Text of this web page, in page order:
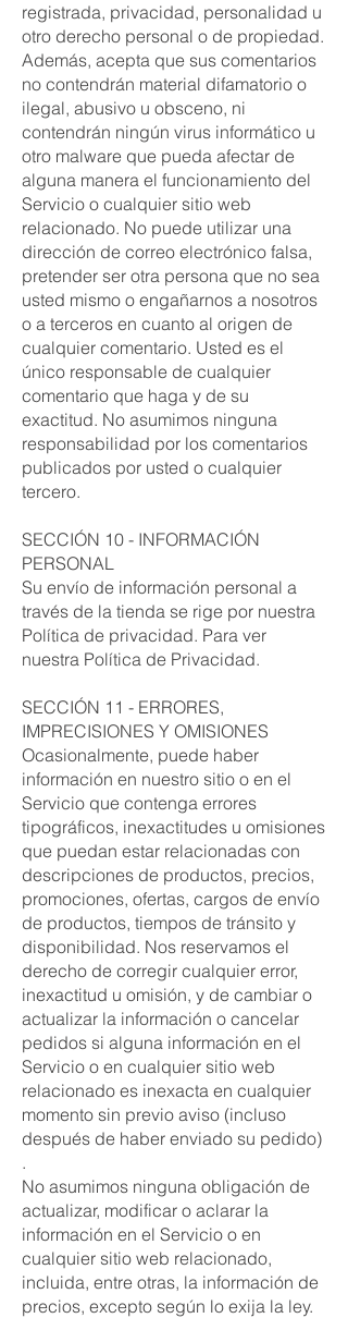
registrada, privacidad, personalidad u
otro derecho personal o de propiedad.
Además, acepta que sus comentarios
no contendrán material difamatorio o
ilegal, abusivo u obsceno, ni
contendrán ningún virus informático u
otro malware que pueda afectar de
alguna manera el funcionamiento del
Servicio o cualquier sitio web
relacionado. No puede utilizar una
dirección de correo electrónico falsa,
pretender ser otra persona que no sea
usted mismo o engañarnos a nosotros
o a terceros en cuanto al origen de
cualquier comentario. Usted es el
único responsable de cualquier
comentario que haga y de su
exactitud. No asumimos ninguna
responsabilidad por los comentarios
publicados por usted o cualquier
tercero.
SECCIÓN 10 - INFORMACIÓN
PERSONAL
Su envío de información personal a
través de la tienda se rige por nuestra
Política de privacidad. Para ver
nuestra Política de Privacidad.
SECCIÓN 11 - ERRORES,
IMPRECISIONES Y OMISIONES
Ocasionalmente, puede haber
información en nuestro sitio o en el
Servicio que contenga errores
tipográficos, inexactitudes u omisiones
que puedan estar relacionadas con
descripciones de productos, precios,
promociones, ofertas, cargos de envío
de productos, tiempos de tránsito y
disponibilidad. Nos reservamos el
derecho de corregir cualquier error,
inexactitud u omisión, y de cambiar o
actualizar la información o cancelar
pedidos si alguna información en el
Servicio o en cualquier sitio web
relacionado es inexacta en cualquier
momento sin previo aviso (incluso
después de haber enviado su pedido)
.
No asumimos ninguna obligación de
actualizar, modificar o aclarar la
información en el Servicio o en
cualquier sitio web relacionado,
incluida, entre otras, la información de
precios, excepto según lo exija la ley.